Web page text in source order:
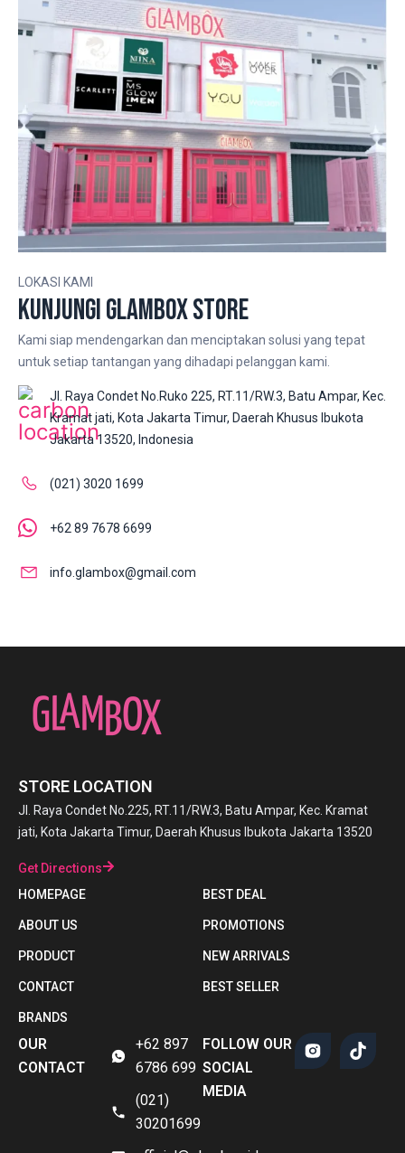
LOKASI KAMI
Kunjungi GLambox store
Kami siap mendengarkan dan menciptakan solusi yang tepat
untuk setiap tantangan yang dihadapi pelanggan kami.
Jl. Raya Condet No.Ruko 225, RT.11/RW.3, Batu Ampar, Kec.
Kramat jati, Kota Jakarta Timur, Daerah Khusus Ibukota
Jakarta 13520, Indonesia
(021) 3020 1699
+62 89 7678 6699
info.glambox@gmail.com
STORE LOCATION
Jl. Raya Condet No.225, RT.11/RW.3, Batu Ampar, Kec. Kramat
jati, Kota Jakarta Timur, Daerah Khusus Ibukota Jakarta 13520
Get Directions
HOMEPAGE
BEST DEAL
ABOUT US PROMOTIONS
PRODUCT NEW ARRIVALS
CONTACT BEST SELLER
BRANDS
OUR
CONTACT
+62 897
6786 699
(021)
30201699
FOLLOW OUR
SOCIAL
MEDIA